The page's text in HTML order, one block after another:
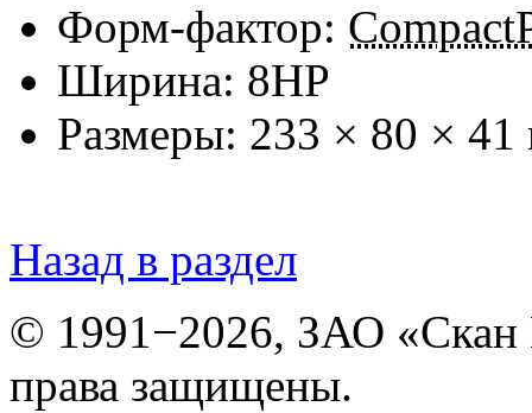
Форм-фактор:
Ширина: 8HP
Размеры: 233 × 80 ×
Назад в раздел
© 1991−2026, ЗАО «Скан
права защищены.